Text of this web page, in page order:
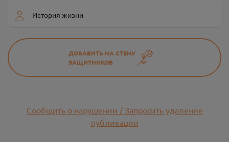
История жизни
ДОБАВИТЬ НА СТЕНУ
ЗАЩИТНИКОВ
Сообщить о нарушении / Запросить удаление
публикации